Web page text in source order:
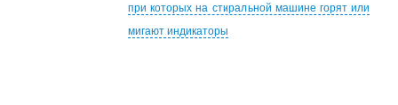
при которых на стиральной машине горят или
мигают индикаторы